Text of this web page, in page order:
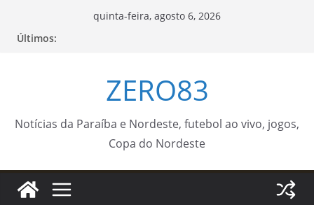
quinta-feira, agosto 6, 2026
Últimos:
ZERO83
Notícias da Paraíba e Nordeste, futebol ao vivo, jogos,
Copa do Nordeste